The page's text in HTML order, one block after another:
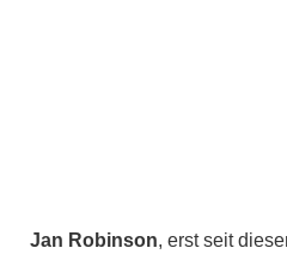
Jan Robinson, erst seit